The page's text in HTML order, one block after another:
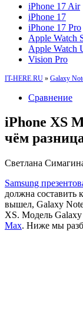
iPhone 17 Air
iPhone 17
iPhone 17 Pro
Apple Watch
Apple Watch
Vision Pro
IT-HERE.RU » Galaxy
Сравнение
iPhone XS
чём
Светлана
Samsung
должна составить
вышел, Galaxy
XS. Модель
Max. Ниже мы